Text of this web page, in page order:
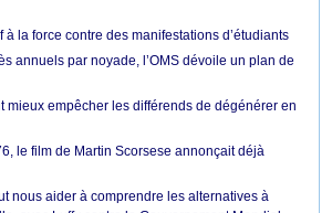
à la force contre des manifestations d’étudiants
annuels par noyade, l’OMS dévoile un plan de
mieux empêcher les différends de dégénérer en
le film de Martin Scorsese annonçait déjà
nous aider à comprendre les alternatives à